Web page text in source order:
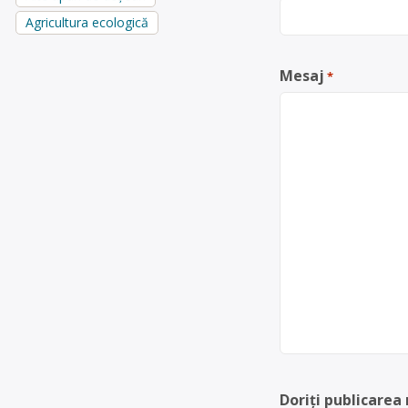
Agricultura ecologică
Mesaj *
Doriți publicarea